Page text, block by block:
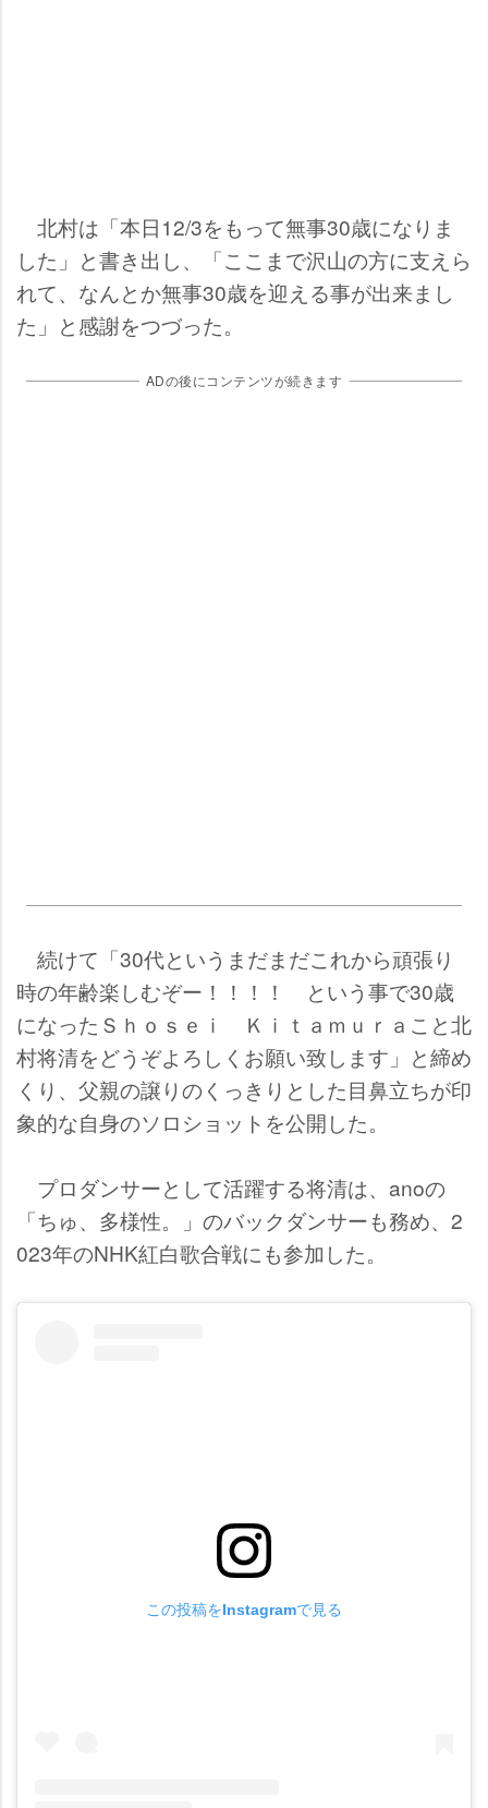
北村は「本日12/3をもって無事30歳になりま
した」と書き出し、「ここまで沢山の方に支えら
れて、なんとか無事30歳を迎える事が出来まし
た」と感謝をつづった。
ADの後にコンテンツが続きます
続けて「30代というまだまだこれから頑張り
時の年齢楽しむぞー！！！！ という事で30歳
になったＳｈｏｓｅｉ Ｋｉｔａｍｕｒａこと北
村将清をどうぞよろしくお願い致します」と締め
くり、父親の譲りのくっきりとした目鼻立ちが印
象的な自身のソロショットを公開した。
プロダンサーとして活躍する将清は、anoの
「ちゅ、多様性。」のバックダンサーも務め、2
023年のNHK紅白歌合戦にも参加した。
この投稿をInstagramで見る